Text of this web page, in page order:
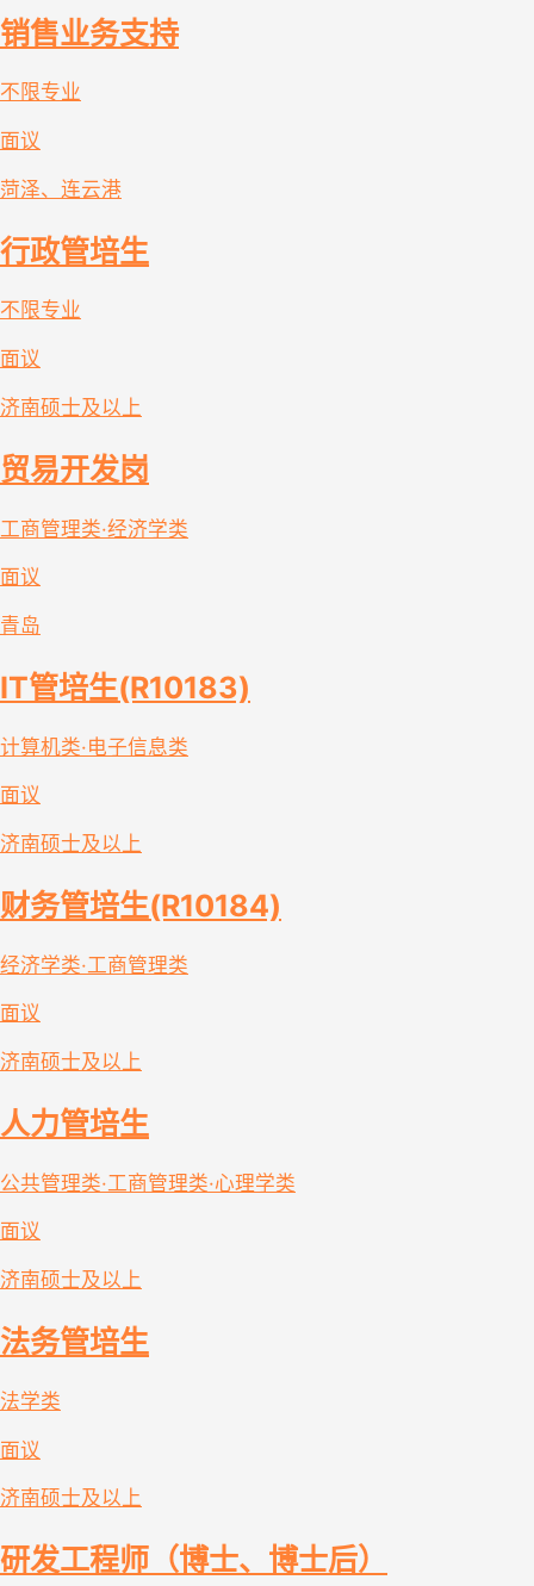
销售业务支持
不限专业
面议
菏泽、连云港
行政管培生
不限专业
面议
济南硕士及以上
贸易开发岗
工商管理类·经济学类
面议
青岛
IT管培生(R10183)
计算机类·电子信息类
面议
济南硕士及以上
财务管培生(R10184)
经济学类·工商管理类
面议
济南硕士及以上
人力管培生
公共管理类·工商管理类·心理学类
面议
济南硕士及以上
法务管培生
法学类
面议
济南硕士及以上
研发工程师（博士、博士后）